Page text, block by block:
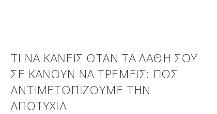
ΤΙ ΝΑ ΚΑΝΕΙΣ ΟΤΑΝ ΤΑ ΛΑΘΗ ΣΟΥ
ΣΕ ΚΑΝΟΥΝ ΝΑ ΤΡΕΜΕΙΣ: ΠΩΣ
ΑΝΤΙΜΕΤΩΠΙΖΟΥΜΕ ΤΗΝ
ΑΠΟΤΥΧΙΑ